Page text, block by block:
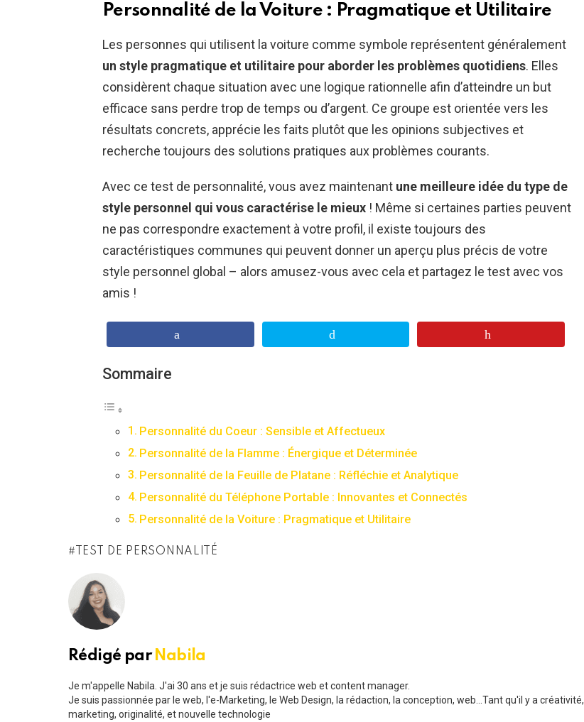
Personnalité de la Voiture : Pragmatique et Utilitaire
Les personnes qui utilisent la voiture comme symbole représentent généralement
un style pragmatique et utilitaire pour aborder les problèmes quotidiens. Elles
considèrent chaque situation avec une logique rationnelle afin d’atteindre un but
efficace sans perdre trop de temps ou d’argent. Ce groupe est orientée vers les
résultats concrets, apprécie les faits plutôt que les opinions subjectives et
recherche toujours des solutions pratiques aux problèmes courants.
Avec ce test de personnalité, vous avez maintenant une meilleure idée du type de
style personnel qui vous caractérise le mieux ! Même si certaines parties peuvent
ne pas correspondre exactement à votre profil, il existe toujours des
caractéristiques communes qui peuvent donner un aperçu plus précis de votre
style personnel global – alors amusez-vous avec cela et partagez le test avec vos
amis !
Sommaire
Personnalité du Coeur : Sensible et Affectueux
Personnalité de la Flamme : Énergique et Déterminée
Personnalité de la Feuille de Platane : Réfléchie et Analytique
Personnalité du Téléphone Portable : Innovantes et Connectés
Personnalité de la Voiture : Pragmatique et Utilitaire
TEST DE PERSONNALITÉ
Rédigé par Nabila
Je m'appelle Nabila. J'ai 30 ans et je suis rédactrice web et content manager.
Je suis passionnée par le web, l'e-Marketing, le Web Design, la rédaction, la conception, web...Tant qu'il y a créativité,
marketing, originalité, et nouvelle technologie